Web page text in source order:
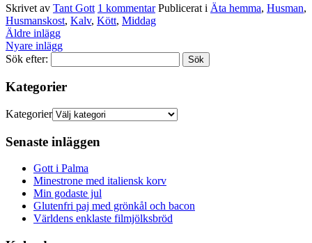
Skrivet av Tant Gott 1 kommentar Publicerat i Äta hemma, Husman,
Husmanskost, Kalv, Kött, Middag
Äldre inlägg
Nyare inlägg
Sök efter:
Kategorier
Kategorier
Senaste inläggen
Gott i Palma
Minestrone med italiensk korv
Min godaste jul
Glutenfri paj med grönkål och bacon
Världens enklaste filmjölksbröd